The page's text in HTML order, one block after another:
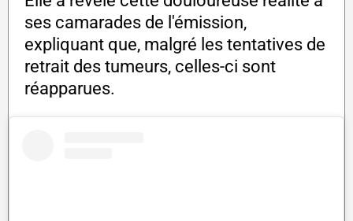
ses camarades de l'émission,
expliquant que, malgré les tentatives de
retrait des tumeurs, celles-ci sont
réapparues.